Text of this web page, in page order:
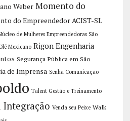
Weber Momento do
do Empreendedor ACIST-SL
de Mulheres Empreendedoras São
Mexicano Rigon Engenharia
Segurança Pública em São
de Imprensa Senha Comunicação
Talent Gestão e Treinamento
Integração Venda seu Peixe Walk